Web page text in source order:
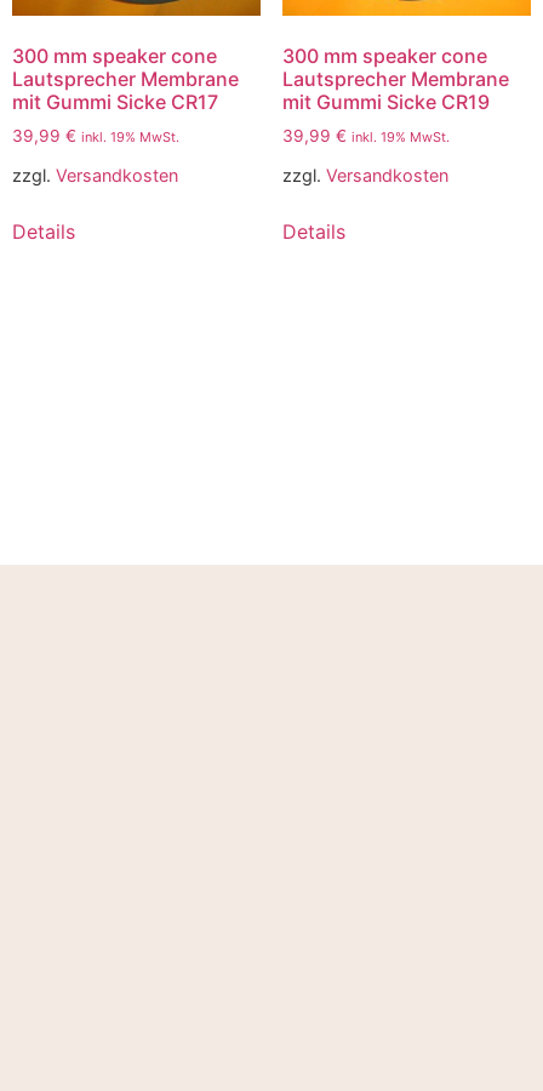
300 mm speaker cone
Lautsprecher Membrane
mit Gummi Sicke CR17
39,99 € inkl. 19% MwSt.
zzgl. Versandkosten
Details
300 mm speaker cone
Lautsprecher Membrane
mit Gummi Sicke CR19
39,99 € inkl. 19% MwSt.
zzgl. Versandkosten
Details